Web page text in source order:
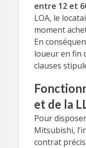
entre 12 et
LOA, le
moment
En
loueur en fin
clauses
et de la
Pour
Mitsubishi,
contrat